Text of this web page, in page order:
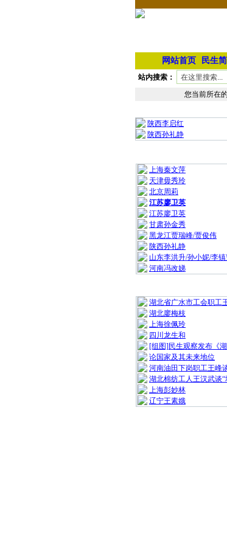
网站首页 民生
站内搜索：
您当前所在
陕西李启红
陕西孙礼静
上海秦文萍
天津毋秀玲
北京周莉
江苏廖卫英
江苏廖卫英
甘肃孙金秀
黑龙江贾瑞峰/贾俊伟
陕西孙礼静
山东李洪升/孙小妮/李
河南冯改娣
湖北省广水市工会职工
湖北廖梅枝
上海徐佩玲
四川龙生和
[组图]民生观察发布《
论国家及其未来地位
河南油田下岗职工王峰
湖北棉纺工人王汉武谈“
上海彭妙林⁩
辽宁王素娥